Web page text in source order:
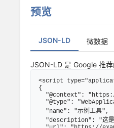
预览
JSON-LD 微数据
JSON-LD 是 Google 推
<script
{